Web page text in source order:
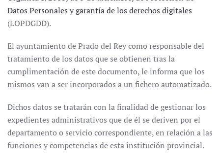
Datos Personales y garantía de los derechos digitales
(LOPDGDD).
El ayuntamiento de Prado del Rey como responsable del
tratamiento de los datos que se obtienen tras la
cumplimentación de este documento, le informa que los
mismos van a ser incorporados a un fichero automatizado.
Dichos datos se tratarán con la finalidad de gestionar los
expedientes administrativos que de él se deriven por el
departamento o servicio correspondiente, en relación a las
funciones y competencias de esta institución provincial.